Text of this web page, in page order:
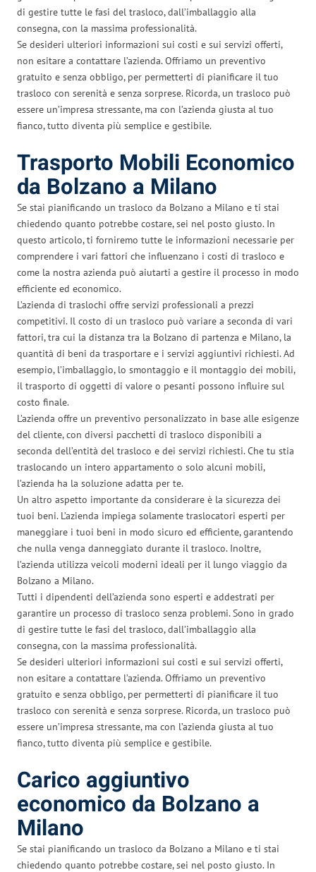
di gestire tutte le fasi del trasloco, dall’imballaggio alla
consegna, con la massima professionalità.
Se desideri ulteriori informazioni sui costi e sui servizi offerti,
non esitare a contattare l’azienda. Offriamo un preventivo
gratuito e senza obbligo, per permetterti di pianificare il tuo
trasloco con serenità e senza sorprese. Ricorda, un trasloco può
essere un’impresa stressante, ma con l’azienda giusta al tuo
fianco, tutto diventa più semplice e gestibile.
Trasporto Mobili Economico
da Bolzano a Milano
Se stai pianificando un trasloco da Bolzano a Milano e ti stai
chiedendo quanto potrebbe costare, sei nel posto giusto. In
questo articolo, ti forniremo tutte le informazioni necessarie per
comprendere i vari fattori che influenzano i costi di trasloco e
come la nostra azienda può aiutarti a gestire il processo in modo
efficiente ed economico.
L’azienda di traslochi offre servizi professionali a prezzi
competitivi. Il costo di un trasloco può variare a seconda di vari
fattori, tra cui la distanza tra la Bolzano di partenza e Milano, la
quantità di beni da trasportare e i servizi aggiuntivi richiesti. Ad
esempio, l’imballaggio, lo smontaggio e il montaggio dei mobili,
il trasporto di oggetti di valore o pesanti possono influire sul
costo finale.
L’azienda offre un preventivo personalizzato in base alle esigenze
del cliente, con diversi pacchetti di trasloco disponibili a
seconda dell’entità del trasloco e dei servizi richiesti. Che tu stia
traslocando un intero appartamento o solo alcuni mobili,
l’azienda ha la soluzione adatta per te.
Un altro aspetto importante da considerare è la sicurezza dei
tuoi beni. L’azienda impiega solamente traslocatori esperti per
maneggiare i tuoi beni in modo sicuro ed efficiente, garantendo
che nulla venga danneggiato durante il trasloco. Inoltre,
l’azienda utilizza veicoli moderni ideali per il lungo viaggio da
Bolzano a Milano.
Tutti i dipendenti dell’azienda sono esperti e addestrati per
garantire un processo di trasloco senza problemi. Sono in grado
di gestire tutte le fasi del trasloco, dall’imballaggio alla
consegna, con la massima professionalità.
Se desideri ulteriori informazioni sui costi e sui servizi offerti,
non esitare a contattare l’azienda. Offriamo un preventivo
gratuito e senza obbligo, per permetterti di pianificare il tuo
trasloco con serenità e senza sorprese. Ricorda, un trasloco può
essere un’impresa stressante, ma con l’azienda giusta al tuo
fianco, tutto diventa più semplice e gestibile.
Carico aggiuntivo
economico da Bolzano a
Milano
Se stai pianificando un trasloco da Bolzano a Milano e ti stai
chiedendo quanto potrebbe costare, sei nel posto giusto. In